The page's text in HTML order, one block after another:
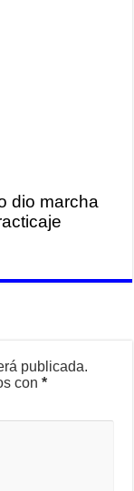
dio marcha
publicada.
con*